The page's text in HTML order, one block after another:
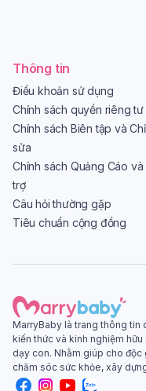
Thông tin
Điều khoản sử dụng
Chính sách quyền riêng tư
Chính sách Biên tập và
sửa
Chính sách Quảng Cáo và
trợ
Câu hỏi thường gặp
Tiêu chuẩn cộng đồng
MarryBaby là trang thông tin
kiến thức và kinh nghiệm
dạy con. Nhằm giúp cho
chăm sóc sức khỏe, xây